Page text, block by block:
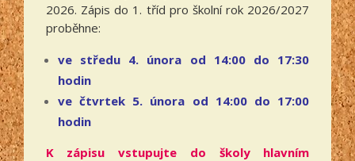
2026. Zápis do 1. tříd pro školní rok 2026/2027
proběhne:
ve středu 4. února od 14:00 do 17:30
hodin
ve čtvrtek 5. února od 14:00 do 17:00
hodin
K zápisu vstupujte do školy hlavním